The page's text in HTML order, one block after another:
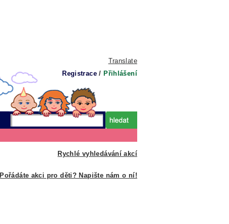
Translate
Registrace / Přihlášení
Rychlé vyhledávání akcí
Pořádáte akci pro děti? Napište nám o ní!